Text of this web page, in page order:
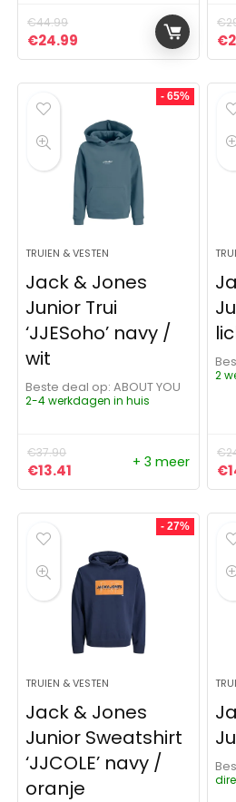
€44.99
Oorspronkelijke prijs was:
€24.99 Huidige prijs is:
€
€
- 65%
TRUIEN & VESTEN
Jack & Jones
Junior Trui
‘JJESoho’ navy /
wit
Beste deal op:
ABOUT YOU
2-4 werkdagen in huis
€37.90
Oorspronkelijke prijs was:
€13.41 Huidige prijs is: €13.41.
+ 3 meer
2
€
€
- 27%
TRUIEN & VESTEN
Jack & Jones
Junior Sweatshirt
‘JJCOLE’ navy /
oranje